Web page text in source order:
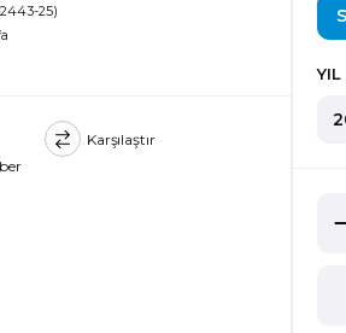
25)
Karşılaştır
YIL